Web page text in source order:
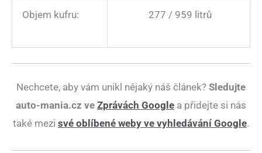
Objem kufru: 277 / 959 litrů
Nechcete, aby vám unikl nějaký náš článek? Sledujte
auto-mania.cz ve Zprávách Google a přidejte si nás
také mezi své oblíbené weby ve vyhledávání Google.